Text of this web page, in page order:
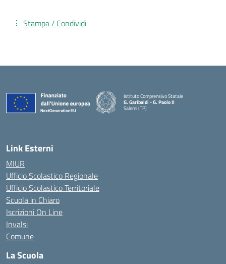
Stampa / Condividi
Istituto Comprensivo Statale
G. Garibaldi - G. Paolo II
Salemi (TP)
Link Esterni
MIUR
Ufficio Scolastico Regionale
Ufficio Scolastico Territoriale
Scuola in Chiaro
Iscrizioni On Line
Invalsi
Comune
La Scuola